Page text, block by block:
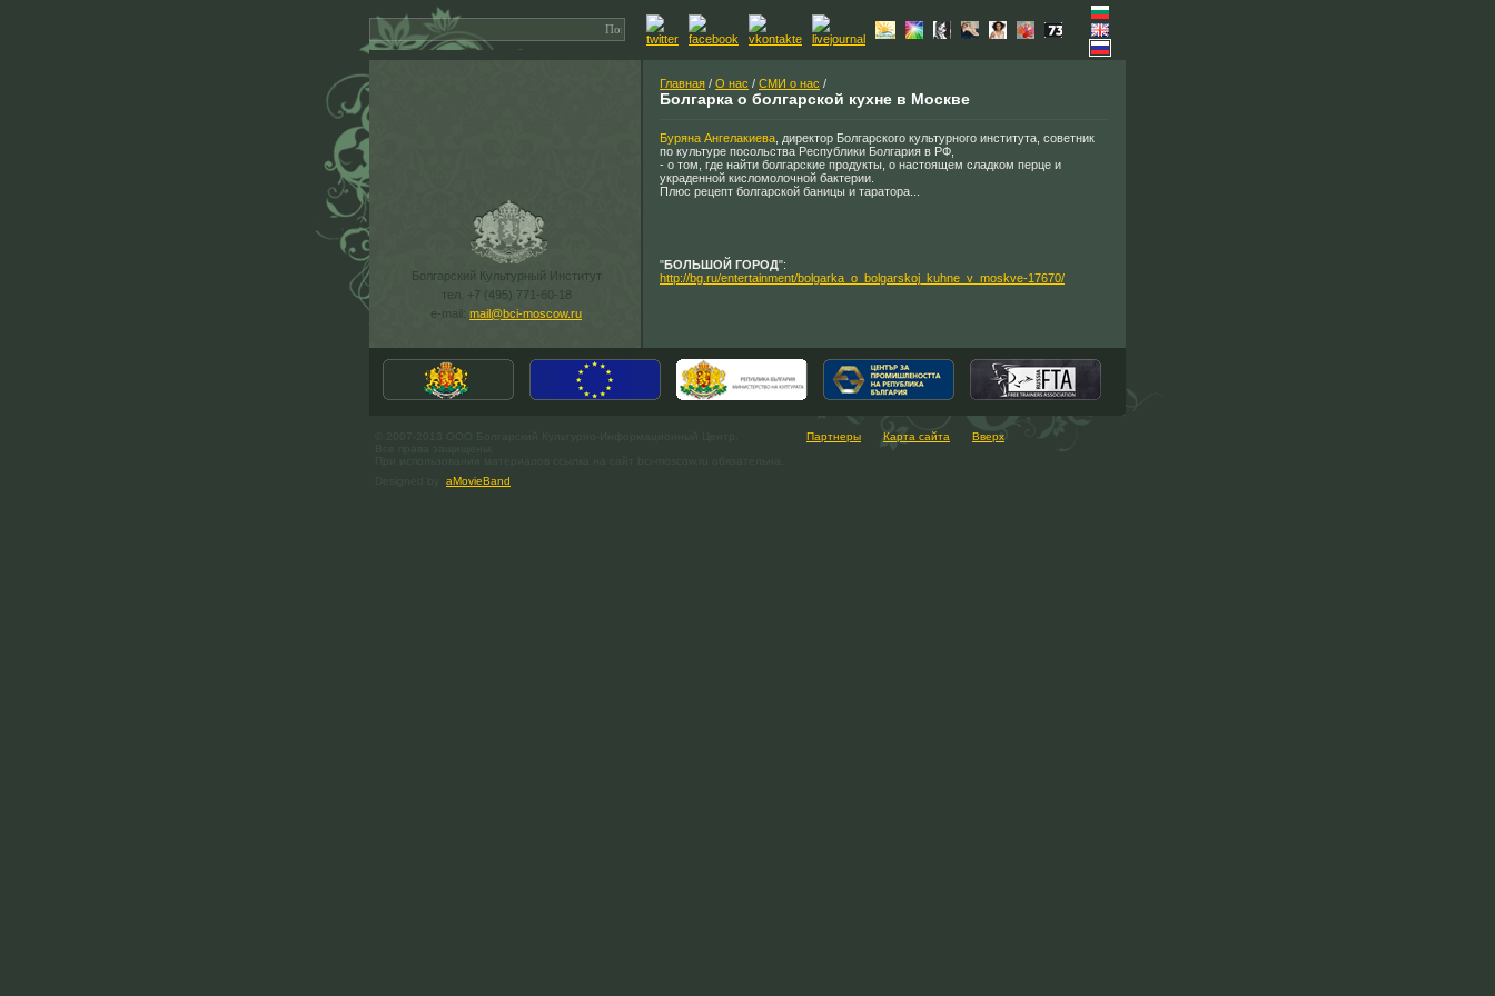
Болгарский Культурный Институт
тел. +7 (495) 771-60-18
e-mail: mail@bci-moscow.ru
Главная / О нас / СМИ о нас /
Болгарка о болгарской кухне в Москве
Буряна Ангелакиева , директор Болгарского культурного института, советник
по культуре посольства Республики Болгария в РФ,
- о том, где найти болгарские продукты, о настоящем сладком перце и
украденной кисломолочной бактерии.
Плюс рецепт болгарской баницы и таратора...
"БОЛЬШОЙ ГОРОД":
http://bg.ru/entertainment/bolgarka_o_bolgarskoj_kuhne_v_moskve-17670/
aMovieBand
Партнеры Карта сайта Вверх